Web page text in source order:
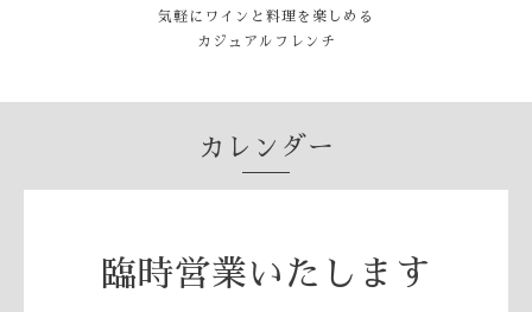
気軽にワインと料理を楽しめる
カジュアルフレンチ
カレンダー
臨時営業いたします